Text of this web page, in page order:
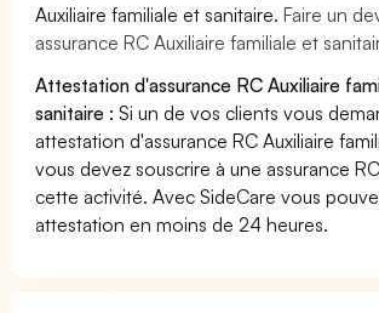
Auxiliaire familiale et sanitaire.Faire un
assurance RC Auxiliaire familiale et
Attestation d'assurance RC Auxiliaire
sanitaire : Si un de vos clients vous
attestation d'assurance RC Auxiliaire
vous devez souscrire à une assurance
cette activité. Avec SideCare vous
attestation en moins de 24 heures.